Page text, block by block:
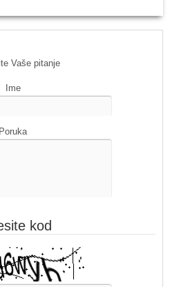
Vaše pitanje
Ime
Poruka
kod